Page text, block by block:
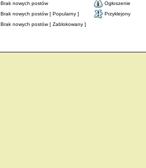
Brak nowych postów
Ogłoszenie
Brak nowych postów [ Popularny ]
Przyklejony
Brak nowych postów [ Zablokowany ]